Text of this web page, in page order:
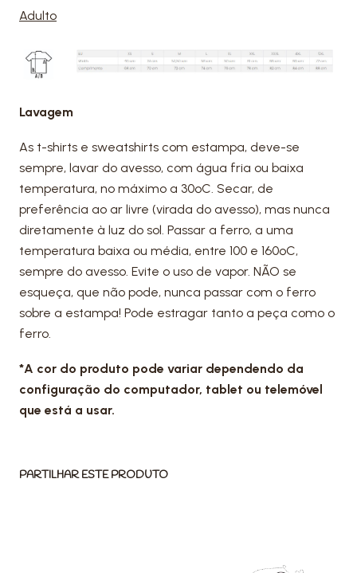
Adulto
Lavagem
As t-shirts e sweatshirts com estampa, deve-se
sempre, lavar do avesso, com água fria ou baixa
temperatura, no máximo a 30ºC. Secar, de
preferência ao ar livre (virada do avesso), mas nunca
diretamente à luz do sol. Passar a ferro, a uma
temperatura baixa ou média, entre 100 e 160ºC,
sempre do avesso. Evite o uso de vapor. NÃO se
esqueça, que não pode, nunca passar com o ferro
sobre a estampa! Pode estragar tanto a peça como o
ferro.
*A cor do produto pode variar dependendo da
configuração do computador, tablet ou telemóvel
que está a usar.
PARTILHAR ESTE PRODUTO